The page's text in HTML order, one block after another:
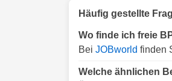
Häufig gestellte
Wo finde ich freie
Bei JOBworld finden
Welche ähnlichen